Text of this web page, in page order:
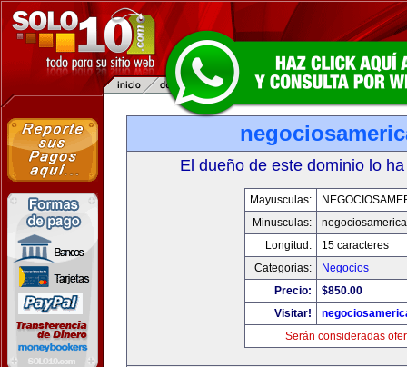
El dueño de este dominio lo
Mayusculas:
Minusculas:
Longitud:
15 caracteres
Categorias:
Negocios
Precio:
$850.00
Visitar!
Serán consideradas